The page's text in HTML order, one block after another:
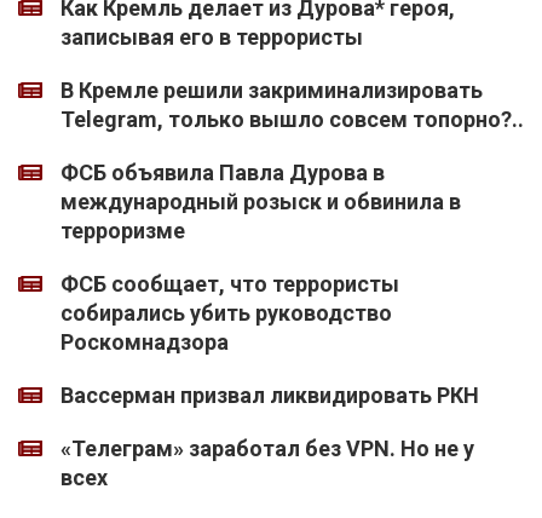
Как Кремль делает из Дурова* героя,
записывая его в террористы
В Кремле решили закриминализировать
Telegram, только вышло совсем топорно?..
ФСБ объявила Павла Дурова в
международный розыск и обвинила в
терроризме
ФСБ сообщает, что террористы
собирались убить руководство
Роскомнадзора
Вассерман призвал ликвидировать РКН
«Телеграм» заработал без VPN. Но не у
всех